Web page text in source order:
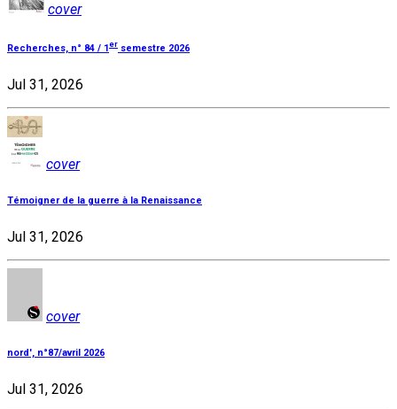
cover
Recherches, n° 84 / 1er semestre 2026
Jul 31, 2026
cover
Témoigner de la guerre à la Renaissance
Jul 31, 2026
cover
nord', n°87/avril 2026
Jul 31, 2026